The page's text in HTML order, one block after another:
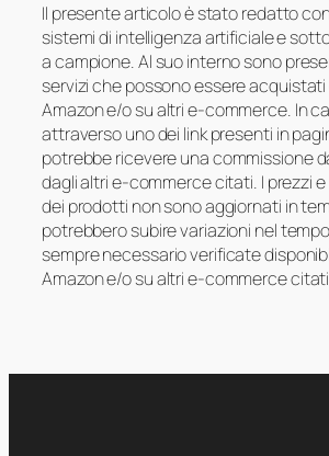
Il presente articolo è stato redatto con
sistemi di intelligenza artificiale e
a campione. Al suo interno sono
servizi che possono essere acquistati
Amazon e/o su altri e-commerce. In
attraverso uno dei link presenti in
potrebbe ricevere una commissione
dagli altri e-commerce citati. I prezzi
dei prodotti non sono aggiornati in
potrebbero subire variazioni nel
sempre necessario verificate
Amazon e/o su altri e-commerce